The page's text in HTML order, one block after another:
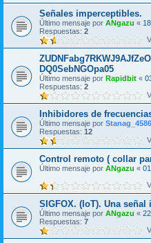
Señales imperceptibles.
Último mensaje por ANgazu «
Respuestas: 2
DQ0SebNGOpa05
Último mensaje por Rapidbit «
Respuestas: 2
Inhibidores de
Último mensaje por Stanag_4586
Respuestas: 12
Control remoto ( collar
Último mensaje por ANgazu «
SIGFOX. (IoT). Una señal
Último mensaje por ANgazu «
Respuestas: 7